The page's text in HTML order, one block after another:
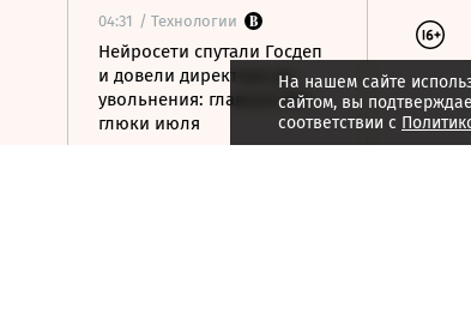
04:31 / Технологии
Нейросети спутали Госдеп
и довели директора до
увольнения: главные ИИ-
глюки июля
На нашем сайте
сайтом, вы
соответствии с